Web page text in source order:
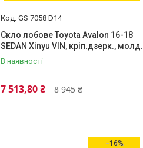
GS 7058 D14
Скло лобове Toyota Avalon 16-18
SEDAN Xinyu VIN, кріп.дзерк., молд.
В наявності
8 945 ₴
7 513,80 ₴
–16%